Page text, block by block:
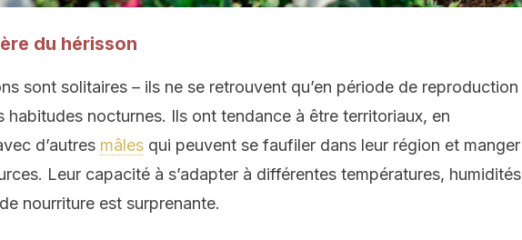
du hérisson
sont solitaires – ils ne se retrouvent qu’en période de reproduction
habitudes nocturnes. Ils ont tendance à être territoriaux, en
d’autres mâles qui peuvent se faufiler dans leur région et manger
Leur capacité à s’adapter à différentes températures, humidités
nourriture est surprenante.